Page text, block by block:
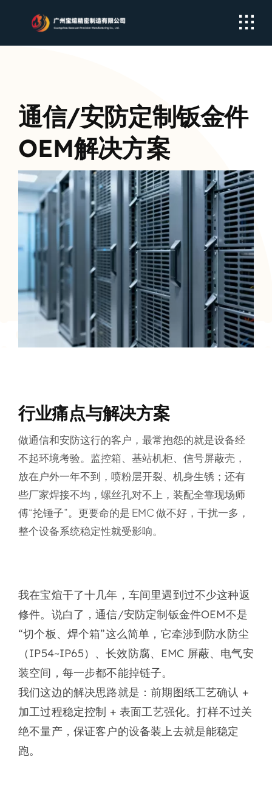
content
通信/安防定制钣金件
OEM解决方案
行业痛点与解决方案
做通信和安防这行的客户，最常抱怨的就是设备经
不起环境考验。监控箱、基站机柜、信号屏蔽壳，
放在户外一年不到，喷粉层开裂、机身生锈；还有
些厂家焊接不均，螺丝孔对不上，装配全靠现场师
傅“抡锤子”。更要命的是 EMC 做不好，干扰一多，
整个设备系统稳定性就受影响。
我在宝煊干了十几年，车间里遇到过不少这种返
修件。说白了，通信/安防定制钣金件OEM不是
“切个板、焊个箱”这么简单，它牵涉到防水防尘
（IP54~IP65）、长效防腐、EMC 屏蔽、电气安
装空间 ，每一步都不能掉链子。
我们这边的解决思路就是：前期图纸工艺确认 +
加工过程稳定控制 + 表面工艺强化。打样不过关
绝不量产，保证客户的设备装上去就是能稳定
跑。